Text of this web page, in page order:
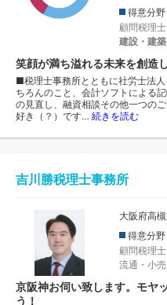
得意分
顧問税理士
建設・建築
笑顔が満ち溢れる未来を創造
■税理士事務所とともに社労士法
ちろんのこと、会計ソフトによる
の見直し、融資相談その他一つの
好き（？）です… 続きを読む
吉川勝税理士事務所
大阪府高
得意分
顧問税理士
流通・小売
京阪神お伺い致します。モヤ
う！